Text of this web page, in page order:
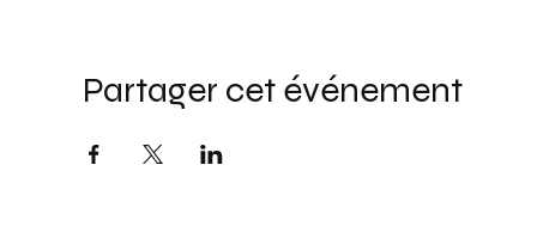
Partager cet événement